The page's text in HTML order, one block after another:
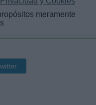
meramente